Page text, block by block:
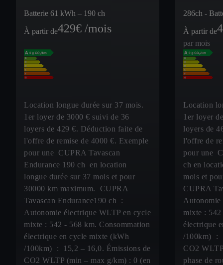
Batterie 61 kWh – 190 ch
À partir de429€ /mois
Location longue durée sur 37 mois.
1er loyer de 3000 € suivi de 36
loyers de 429 €. Déduction faite de
l'offre de remise de 4000 €. Exemple
pour une CUPRA Tavascan
Endurance 190 ch en location
longue durée sur 37 mois et pour
30000 km maximum. CUPRA
Tavascan Endurance190 ch :
Autonomie électrique WLTP en cycle
mixte : 542 - 568 km. Consommation
électrique en cycle mixte (kWh
/100km) : 15,2 – 16,0. Émissions de
CO2 WLTP (min – max g/km) : 0 (en
286ch -
À partir de
par mois
Location
1er loyer
loyers de
l'offre de
pour une
ch en
mois et
CUPRA
Autonomie
mixte :
électrique
/100km) :
CO2
phase de